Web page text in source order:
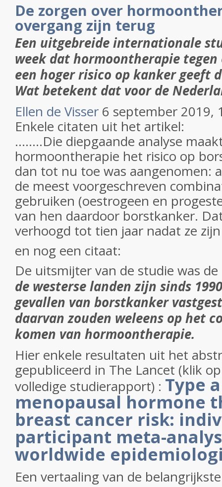
De zorgen over
overgang zijn terug
Een uitgebreide internationale
week dat hormoontherapie
een hoger risico op kanker geeft
Wat betekent dat voor de
Ellen de Visser 6 september 2019,
Enkele citaten uit het artikel:
........Die diepgaande analyse
hormoontherapie het risico op
dan tot nu toe was aangenomen:
de meest voorgeschreven
gebruiken (oestrogeen en
van hen daardoor borstkanker.
verhoogd tot tien jaar nadat ze
en nog een citaat:
De uitsmijter van de studie was
de westerse landen zijn sinds
gevallen van borstkanker
daarvan zouden weleens op het
komen van hormoontherapie.
Hier enkele resultaten uit het
gepubliceerd in The Lancet (klik
volledige studierapport) : Type
menopausal hormone
breast cancer risk:
participant meta-
worldwide
Een vertaaling van de